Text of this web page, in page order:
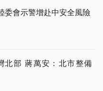
委會示警增赴中安全風險
北部 蔣萬安：北市整備